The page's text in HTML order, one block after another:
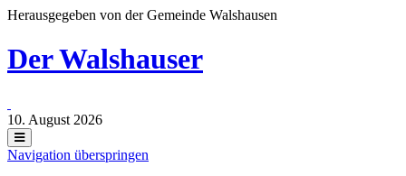
Herausgegeben von der Gemeinde Walshausen
Der Walshauser
10. August 2026
Navigation überspringen